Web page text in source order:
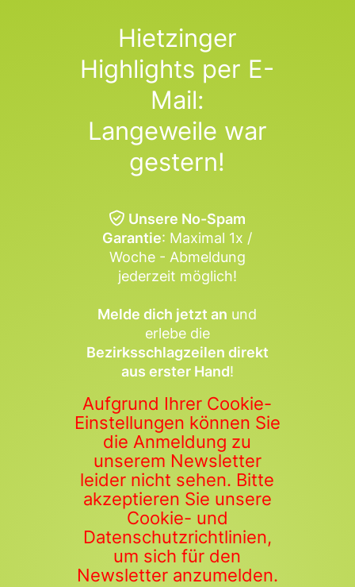
Hietzinger
Highlights per E-
Mail:
Langeweile war
gestern!
Unsere No-Spam
Garantie: Maximal 1x /
Woche - Abmeldung
jederzeit möglich!
Melde dich jetzt an und
erlebe die
Bezirksschlagzeilen direkt
aus erster Hand!
Aufgrund Ihrer Cookie-
Einstellungen können Sie
die Anmeldung zu
unserem Newsletter
leider nicht sehen. Bitte
akzeptieren Sie unsere
Cookie- und
Datenschutzrichtlinien,
um sich für den
Newsletter anzumelden.